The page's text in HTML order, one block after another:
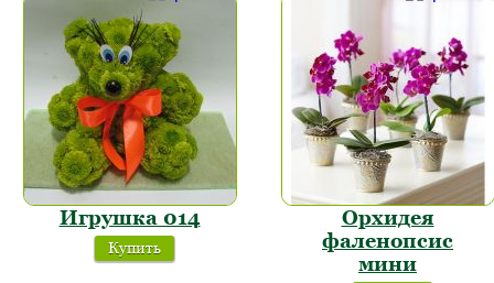
Игрушка 014
Купить
Орхидея
фаленопсис
мини